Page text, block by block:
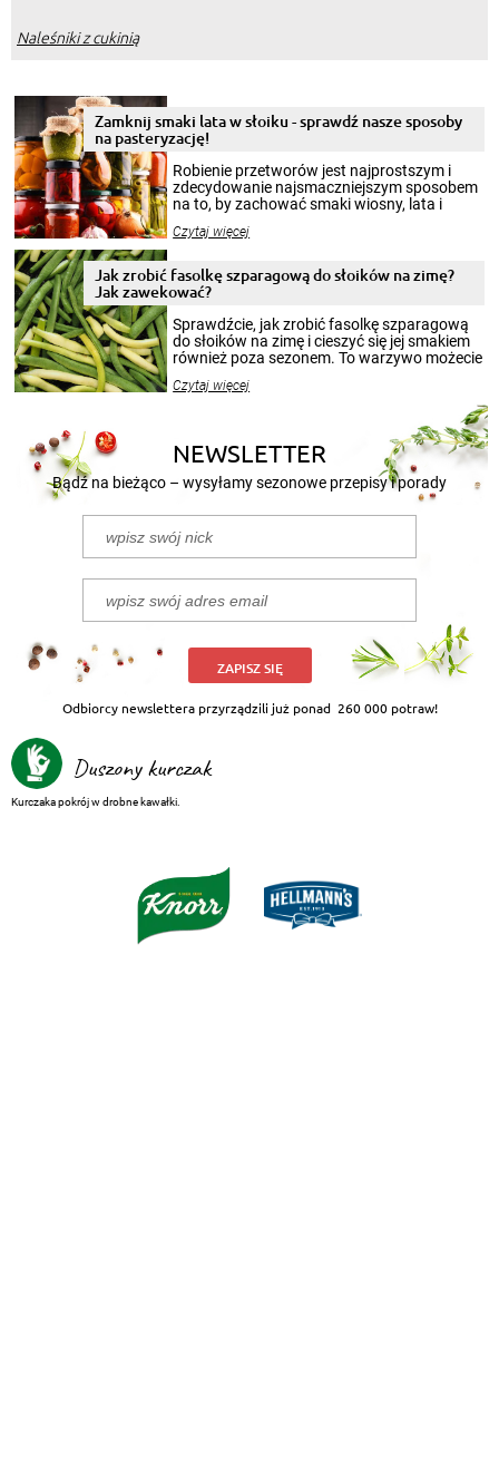
Naleśniki z cukinią
Zamknij smaki lata w słoiku - sprawdź nasze sposoby
na pasteryzację!
Robienie przetworów jest najprostszym i
zdecydowanie najsmaczniejszym sposobem
na to, by zachować smaki wiosny, lata i
krajobrazów, by cieszyć nimi oko w sezonie
pełni poczuć atmosferę cieplejszych
miesięcy. Przygotowanie słoików ze
patenty, które pozwolą zachować świeżość
przetworów.
Czytaj więcej
Jak zrobić fasolkę szparagową do słoików na zimę?
Jak zawekować?
Sprawdźcie, jak zrobić fasolkę szparagową
do słoików na zimę i cieszyć się jej smakiem
również poza sezonem. To warzywo możecie
nasze propozycje!
Czytaj więcej
NEWSLETTER
Bądź na bieżąco – wysyłamy sezonowe przepisy i porady
ZAPISZ SIĘ
Odbiorcy newslettera przyrządzili już ponad 260 000 potraw!
Duszony kurczak
Kurczaka pokrój w drobne kawałki.